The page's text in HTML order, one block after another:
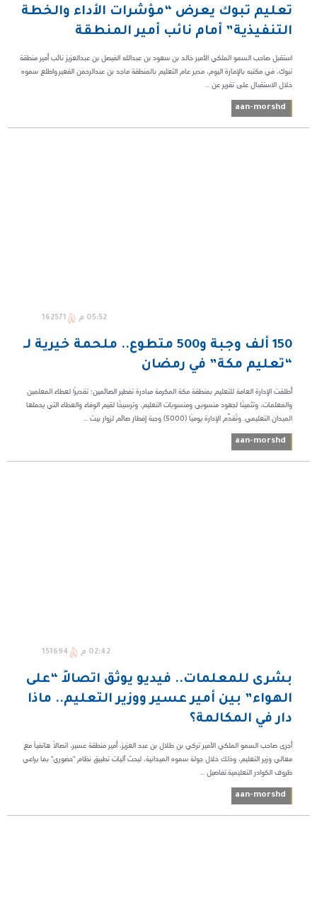
تعليم تبوك يعرض “مؤشرات الأداء والخطة
التنفيذية” أمام نائب أمير المنطقة
استقبل صاحب السمو الملكي الأمير خالد بن سعود بن عبدالله الفيصل بن عبدالعزيز نائب أمير منطقة
تبوك، في مكتبه بالإمارة اليوم، مدير عام التعليم بالمنطقة ماجد بن عبدالرحمن القعير.واطلع سموه
خلال الاستقبال على تقرير عن ...
aan-morshd
05:52 م 162571
​150 ألف وجبة و500 متطوع.. ملحمة خيرية لـ
“تعليم مكة” في رمضان
أطلقت الإدارة العامة للتعليم بمنطقة مكة المكرمة مبادرة تفطير الصائمين؛ تقديرًا لعطاء المعلمين
والمعلمات، وتثمينًا لجهود منسوبي ومنسوبات التعليم، وترسيخًا لقيم الوفاء والعطاء التي يحملها
الميدان التعليمي. وتُقدِّم الإدارة يوميًا (5000) وجبة إفطار صائم لزوار بيت ...
aan-morshd
02:42 م 151694
بشرى للمعلمات.. فيديو يوثق اتصالاً “على
الهواء” بين أمير عسير ووزير التعليم.. ماذا
دار في المكالمة؟
أجرى صاحب السمو الملكي الأمير تركي بن طلال بن عبد العزيز، أمير منطقة عسير، اتصالاً هاتفياً مع
معالي وزير التعليم، وذلك خلال جولة سموه الميدانية، لبحث آليات تطبيق نظام "حضوري" بما يراعي
ظروف الكوادر التعليمية.تفاصيل ...
aan-morshd